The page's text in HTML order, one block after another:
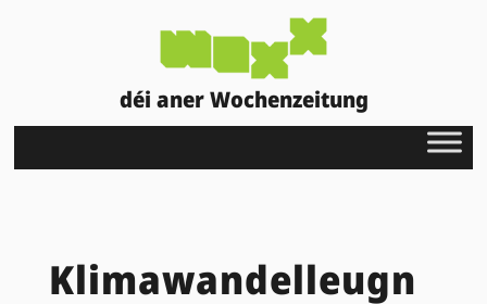
déi aner Wochenzeitung
Klimawandelleugn